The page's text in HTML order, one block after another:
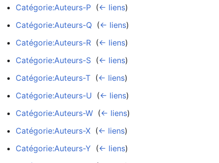
Catégorie:Auteurs-P (← liens)
Catégorie:Auteurs-Q (← liens)
Catégorie:Auteurs-R (← liens)
Catégorie:Auteurs-S (← liens)
Catégorie:Auteurs-T (← liens)
Catégorie:Auteurs-U (← liens)
Catégorie:Auteurs-W (← liens)
Catégorie:Auteurs-X (← liens)
Catégorie:Auteurs-Y (← liens)